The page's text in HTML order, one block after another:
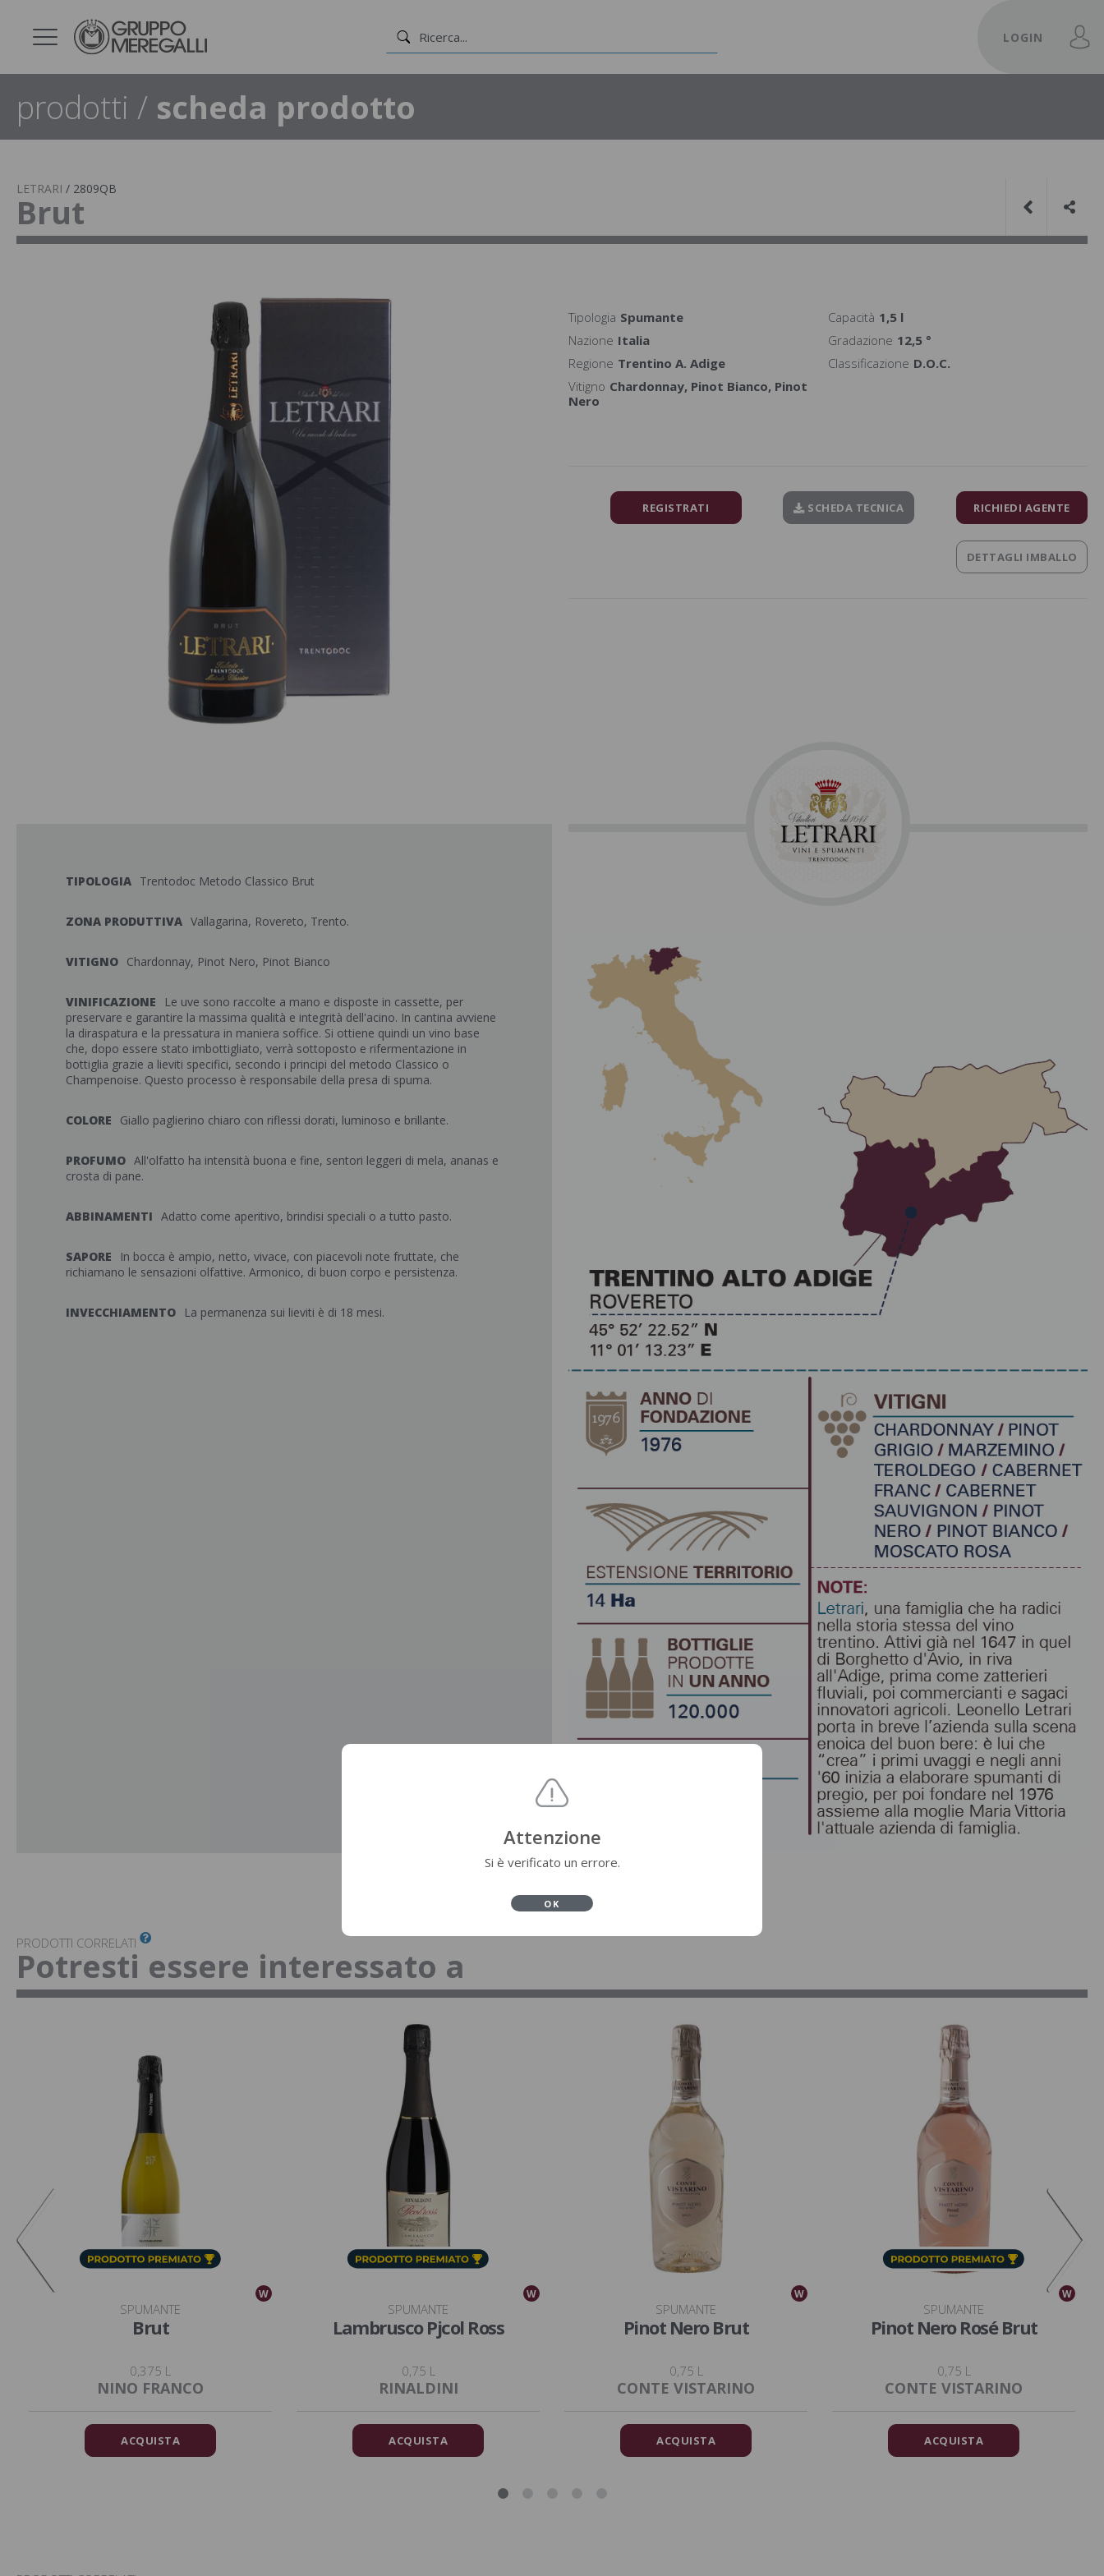
LOGIN
prodotti / scheda prodotto
LETRARI / 2809QB
Brut
Tipologia Spumante Capacità 1,5 l
Nazione Italia Gradazione 12,5 °
Regione Trentino A. Adige Classificazione D.O.C.
Vitigno Chardonnay, Pinot Bianco, Pinot
Nero
REGISTRATI SCHEDA TECNICA RICHIEDI AGENTE
DETTAGLI IMBALLO
TIPOLOGIA Trentodoc Metodo Classico Brut
ZONA PRODUTTIVA Vallagarina, Rovereto, Trento.
VITIGNO Chardonnay, Pinot Nero, Pinot Bianco
VINIFICAZIONE
Le uve sono raccolte a mano e disposte in cassette, per
preservare e garantire la massima qualità e integrità dell'acino. In cantina avviene
la diraspatura e la pressatura in maniera soffice. Si ottiene quindi un vino base
che, dopo essere stato imbottigliato, verrà sottoposto e rifermentazione in
bottiglia grazie a lieviti specifici, secondo i principi del metodo Classico o
Champenoise. Questo processo è responsabile della presa di spuma.
COLORE Giallo paglierino chiaro con riflessi dorati, luminoso e brillante.
PROFUMO All'olfatto ha intensità buona e fine, sentori leggeri di mela, ananas e
crosta di pane.
ABBINAMENTI Adatto come aperitivo, brindisi speciali o a tutto pasto.
SAPORE
In bocca è ampio, netto, vivace, con piacevoli note fruttate, che
richiamano le sensazioni olfattive. Armonico, di buon corpo e persistenza.
INVECCHIAMENTO La permanenza sui lieviti è di 18 mesi.
PRODOTTI CORRELATI
Potresti essere interessato a
W
SPUMANTE
Brut
0,375 L
NINO FRANCO
ACQUISTA
W
SPUMANTE
Lambrusco Pjcol Ross
0,75 L
RINALDINI
ACQUISTA
W
SPUMANTE
Pinot Nero Brut
0,75 L
CONTE VISTARINO
ACQUISTA
W
SPUMANTE
Pinot Nero Rosé Brut
0,75 L
CONTE VISTARINO
ACQUISTA
Attenzione
Si è verificato un errore.
OK